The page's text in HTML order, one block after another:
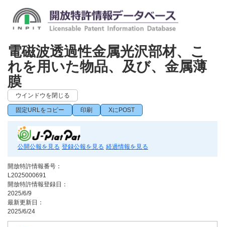
電磁波透過性金属光沢部材、こ
れを用いた物品、及び、金属薄
膜
ウインドウを閉じる
固定URLをコピー 印刷 XにPOST
公開公報を見る 登録公報を見る 経過情報を見る
開放特許情報番号：
L2025000691
開放特許情報登録日：
2025/6/9
最新更新日：
2025/6/24